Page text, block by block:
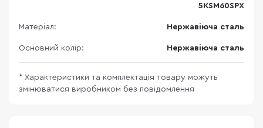
5KSM60SPX
Матеріал: Нержавіюча сталь
Основний колір: Нержавіюча сталь
* Характеристики та комплектація товару можуть
змінюватися виробником без повідомлення